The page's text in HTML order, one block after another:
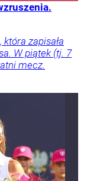
zapisała
W piątek (tj. 7
mecz.